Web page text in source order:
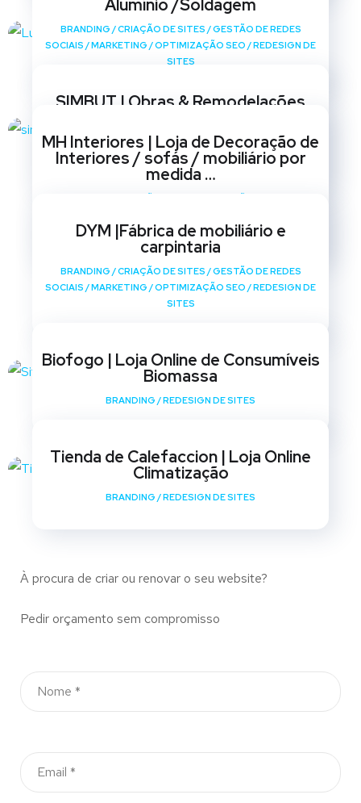
Alumínio /Soldagem
BRANDING /CRIAÇÃO DE SITES /GESTÃO DE REDES
SOCIAIS /MARKETING /OPTIMIZAÇÃO SEO /REDESIGN DE
SITES
SIMBUT | Obras & Remodelações
SOCIAIS /MARKETING OPTIMIZAÇÃO SEO/ REDESIGN DE
SITES
MH Interiores | Loja de Decoração de
Interiores / sofás / mobiliário por
medida …
SITES
DYM |Fábrica de mobiliário e
carpintaria
BRANDING /CRIAÇÃO DE SITES /GESTÃO DE REDES
SOCIAIS /MARKETING /OPTIMIZAÇÃO SEO /REDESIGN DE
SITES
Biofogo | Loja Online de Consumíveis
Biomassa
BRANDING /REDESIGN DE SITES
Tienda de Calefaccion | Loja Online
Climatização
BRANDING /REDESIGN DE SITES
À procura de criar ou renovar o seu website?
Pedir orçamento sem compromisso